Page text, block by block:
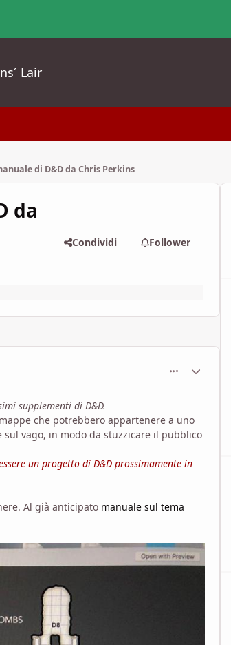
Lair
di D&D da Chris Perkins
da
Condividi Follower
supplementi di D&D.
che potrebbero appartenere a uno
vago, in modo da stuzzicare il pubblico
un progetto di D&D prossimamente in
Al già anticipato manuale sul tema